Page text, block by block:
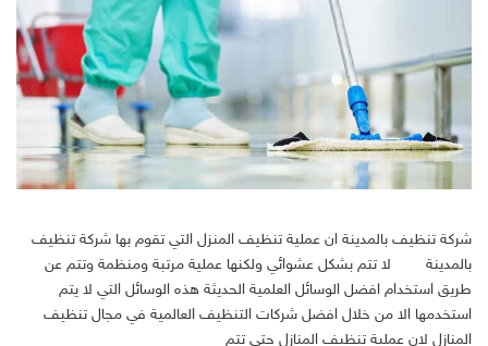
شركة تنظيف بالمدينة ان عملية تنظيف المنزل التي تقوم بها شركة تنظيف
بالمدينة لا تتم بشكل عشوائي ولكنها عملية مرتبة ومنظمة وتتم عن
طريق استخدام افضل الوسائل العلمية الحديثة هذه الوسائل التي لا يتم
استخدمها الا من خلال افضل شركات التنظيف العالمية في مجال تنظيف
المنازل لان عملية تنظيف المنازل حتي تتم